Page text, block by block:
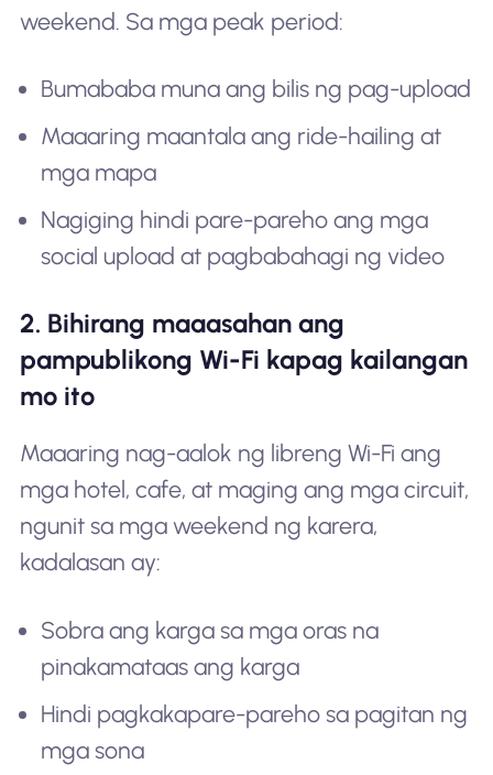
weekend. Sa mga peak period:
Bumababa muna ang bilis ng pag-upload
Maaaring maantala ang ride-hailing at
mga mapa
Nagiging hindi pare-pareho ang mga
social upload at pagbabahagi ng video
2. Bihirang maaasahan ang
pampublikong Wi-Fi kapag kailangan
mo ito
Maaaring nag-aalok ng libreng Wi-Fi ang
mga hotel, cafe, at maging ang mga circuit,
ngunit sa mga weekend ng karera,
kadalasan ay:
Sobra ang karga sa mga oras na
pinakamataas ang karga
Hindi pagkakapare-pareho sa pagitan ng
mga sona